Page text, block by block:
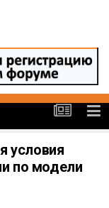
условия
по модели